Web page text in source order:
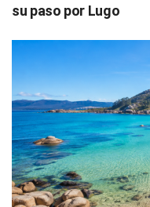
su paso por Lugo